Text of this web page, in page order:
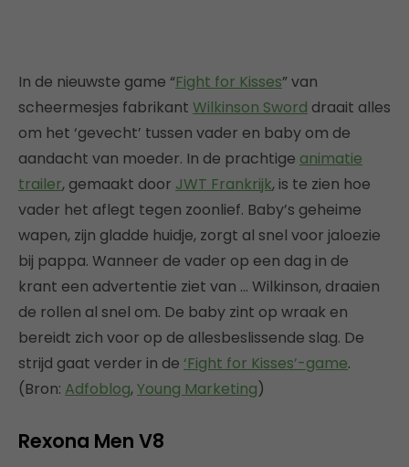
In de nieuwste game “Fight for Kisses” van
scheermesjes fabrikant Wilkinson Sword draait alles
om het ‘gevecht’ tussen vader en baby om de
aandacht van moeder. In de prachtige animatie
trailer, gemaakt door JWT Frankrijk, is te zien hoe
vader het aflegt tegen zoonlief. Baby’s geheime
wapen, zijn gladde huidje, zorgt al snel voor jaloezie
bij pappa. Wanneer de vader op een dag in de
krant een advertentie ziet van … Wilkinson, draaien
de rollen al snel om. De baby zint op wraak en
bereidt zich voor op de allesbeslissende slag. De
strijd gaat verder in de ‘Fight for Kisses’-game.
(Bron: Adfoblog,Young Marketing)
Rexona Men V8